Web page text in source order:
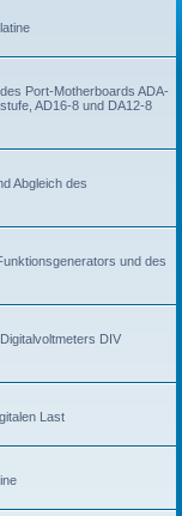
Port-Motherboards ADA-
AD16-8 und DA12-8
Abgleich des
und des
DIV
Last